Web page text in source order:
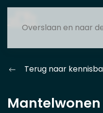
Overslaan en naar
Terug naar
Mantelwonen